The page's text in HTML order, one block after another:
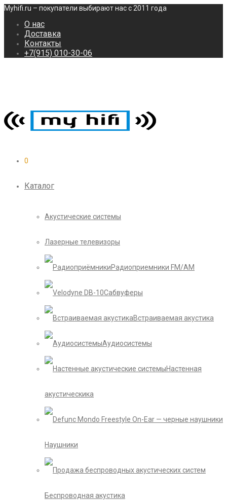
Myhifi.ru – покупатели выбирают нас с 2011 года
О нас
Доставка
Контакты
+7(915) 010-30-06
0
Каталог
Акустические системы
Лазерные телевизоры
Радиоприемники FM/AM
Сабвуферы
Встраиваемая акустика
Аудиосистемы
Настенная
акустическика
Наушники
Беспроводная акустика